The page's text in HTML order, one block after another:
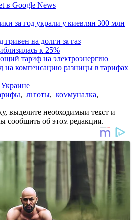
в Google News
за год украли у киевлян 300 млн
на долги за газ
к 25%
тариф на электроэнергию
на компенсацию разницы в тарифах
, льготы, коммуналка,
выделите необходимый текст и
сообщить об этом редакции.